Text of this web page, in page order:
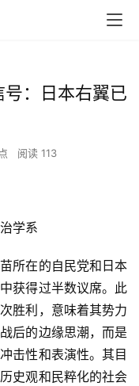
：日本右翼已
阅读 113
学系
所在的自民党和日本
获得过半数议席。此
胜利，意味着其势力
后的边缘思潮，而是
击性和表演性。其目
史观和民粹化的社会